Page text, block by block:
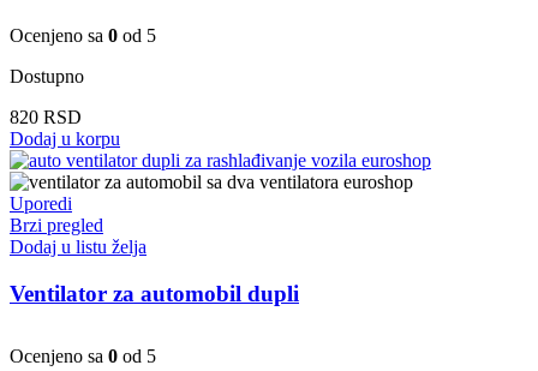
Ocenjeno sa 0 od 5
Dostupno
820 RSD
Dodaj u korpu
Uporedi
Brzi pregled
Dodaj u listu želja
Ventilator za automobil dupli
Ocenjeno sa 0 od 5